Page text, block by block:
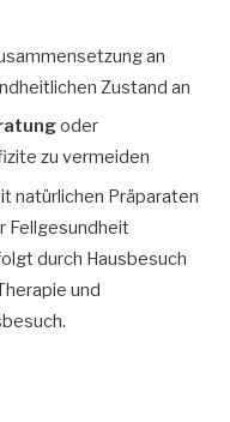
an
Zustand an
oder
zu vermeiden
natürlichen Präparaten
Fellgesundheit
durch Hausbesuch
und